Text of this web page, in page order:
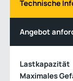
Technische
Angebot
Lastkapazität
Maximales